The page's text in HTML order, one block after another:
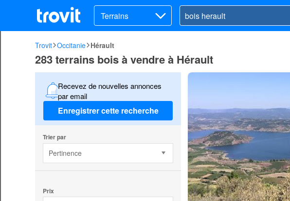
Terrains
Trovit Occitanie Hérault
283 terrains bois à vendre à Hérault
Recevez de nouvelles annonces
par email
Enregistrer cette recherche
Trier par
Pertinence
Prix